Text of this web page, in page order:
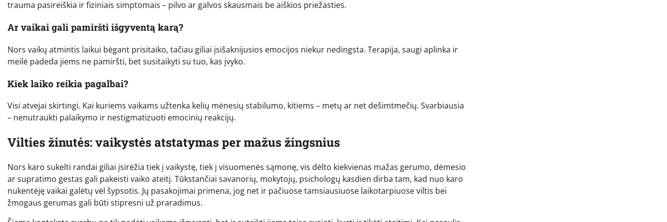
trauma pasireiškia ir fiziniais simptomais – pilvo ar galvos skausmais be aiškios priežasties.
Ar vaikai gali pamiršti išgyventą karą?
Nors vaikų atmintis laikui bėgant prisitaiko, tačiau giliai įsišaknijusios emocijos niekur nedingsta. Terapija, saugi aplinka ir
meilė padeda jiems ne pamiršti, bet susitaikyti su tuo, kas įvyko.
Kiek laiko reikia pagalbai?
Visi atvejai skirtingi. Kai kuriems vaikams užtenka kelių mėnesių stabilumo, kitiems – metų ar net dešimtmečių. Svarbiausia
– nenutraukti palaikymo ir nestigmatizuoti emocinių reakcijų.
Vilties žinutės: vaikystės atstatymas per mažus žingsnius
Nors karo sukelti randai giliai įsirėžia tiek į vaikystę, tiek į visuomenės sąmonę, vis dėlto kiekvienas mažas gerumo, dėmesio
ar supratimo gestas gali pakeisti vaiko ateitį. Tūkstančiai savanorių, mokytojų, psichologų kasdien dirba tam, kad nuo karo
nukentėję vaikai galėtų vėl šypsotis. Jų pasakojimai primena, jog net ir pačiuose tamsiausiuose laikotarpiuose viltis bei
žmogaus gerumas gali būti stipresni už praradimus.